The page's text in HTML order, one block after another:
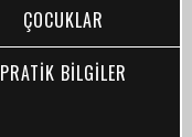
ÇOCUKLAR
PRATİK BİLGİLER